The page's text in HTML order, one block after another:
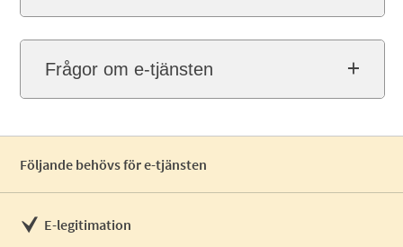
Frågor om e-tjänsten
Följande behövs för e-tjänsten
E-legitimation